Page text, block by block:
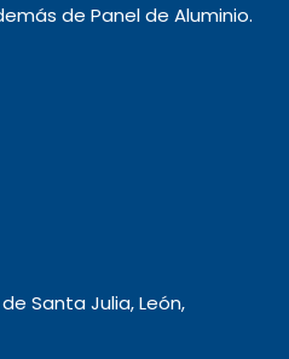
de Panel de Aluminio.
Santa Julia, León,